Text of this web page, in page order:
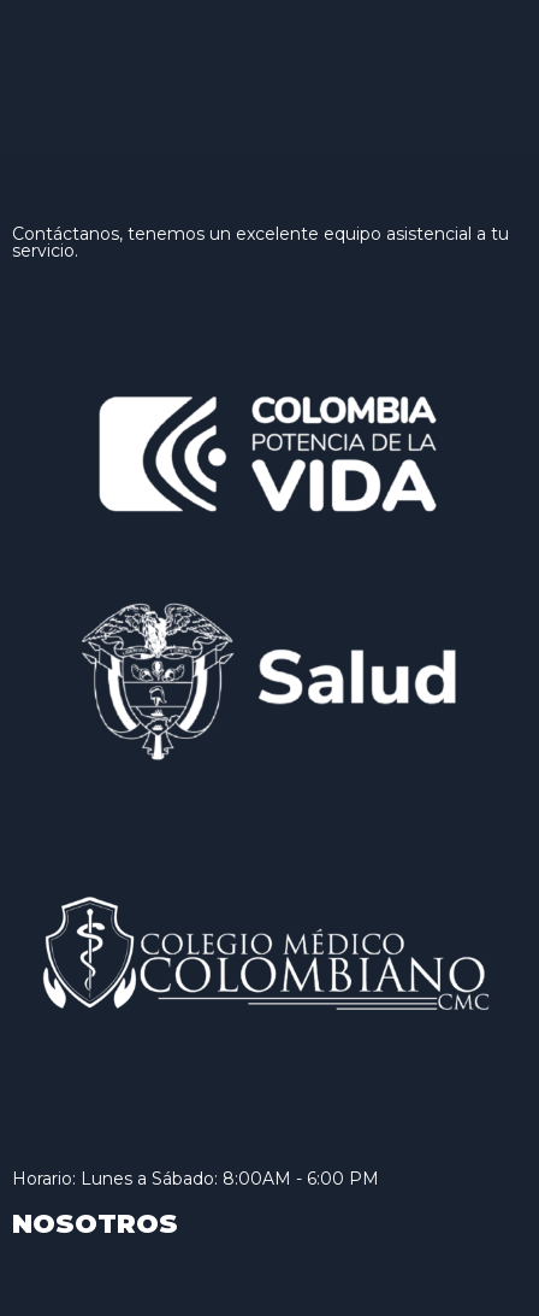
Contáctanos, tenemos un excelente equipo asistencial a tu
servicio.
Horario: Lunes a Sábado: 8:00AM - 6:00 PM
NOSOTROS